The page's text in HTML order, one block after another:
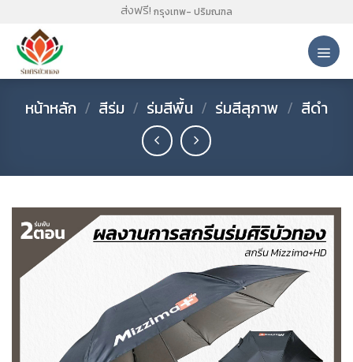
content
ส่งฟรี! กรุงเทพ- ปริมณฑล
หน้าหลัก / สีร่ม / ร่มสีพื้น / ร่มสีสุภาพ / สีดำ